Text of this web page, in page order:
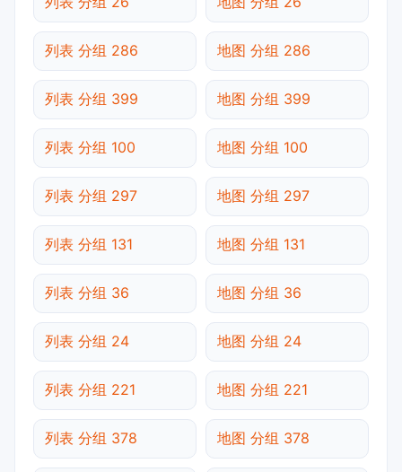
列表 分组 286 地图 分组 286
列表 分组 399 地图 分组 399
列表 分组 100 地图 分组 100
列表 分组 297 地图 分组 297
列表 分组 131 地图 分组 131
列表 分组 36 地图 分组 36
列表 分组 24 地图 分组 24
列表 分组 221 地图 分组 221
列表 分组 378 地图 分组 378